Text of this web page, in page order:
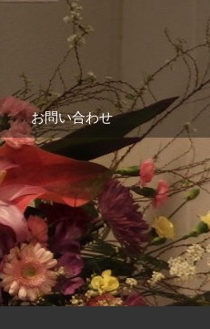
お問い合わせ